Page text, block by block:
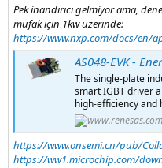
Pek inandırıcı gelmiyor ama,
mufak için 1kw üzerinde:
https://www.nxp.com/docs/en/
AS048-EVK - Energy
The single-plate
smart IGBT driver
high-efficiency and
https://www.onsemi.cn/pub/
https://ww1.microchip.com/